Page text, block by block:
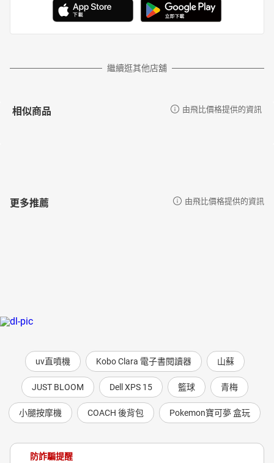
繼續逛其他店舖
相似商品 由飛比價格提供的資訊
更多推薦 由飛比價格提供的資訊
uv直噴機 Kobo Clara 電子書閱讀器 山蘇
JUST BLOOM Dell XPS 15 籃球 青梅
小腿按摩機 COACH 後背包 Pokemon寶可夢 盒玩
防詐騙提醒